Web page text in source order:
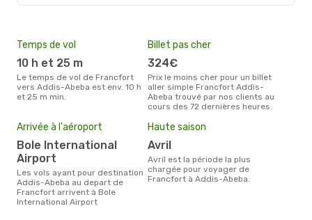
Temps de vol
10 h et 25 m
Le temps de vol de Francfort
vers Addis-Abeba est env. 10 h
et 25 m min.
Billet pas cher
324€
Prix le moins cher pour un billet
aller simple Francfort Addis-
Abeba trouvé par nos clients au
cours des 72 dernières heures
Arrivée à l'aéroport
Bole International
Airport
Les vols ayant pour destination
Addis-Abeba au depart de
Francfort arrivent à Bole
International Airport
Haute saison
avril
avril est la période la plus
chargée pour voyager de
Francfort à Addis-Abeba.